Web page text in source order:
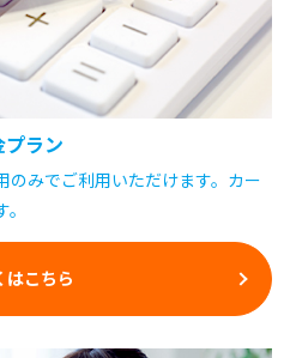
プラン
のみでご利用いただけます。カー
はこちら